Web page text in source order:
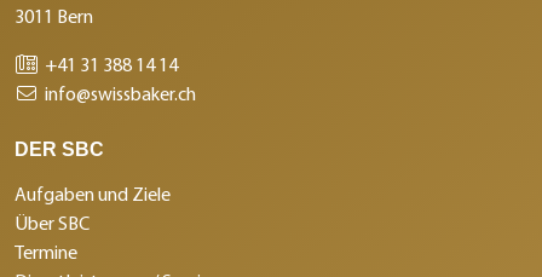
3011 Bern
+41 31 388 14 14
info@swissbaker.ch
DER SBC
Aufgaben und Ziele
Über SBC
Termine